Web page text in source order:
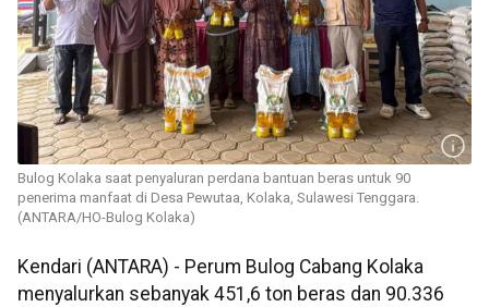
Bulog Kolaka saat penyaluran perdana bantuan beras untuk 90
penerima manfaat di Desa Pewutaa, Kolaka, Sulawesi Tenggara.
(ANTARA/HO-Bulog Kolaka)
Kendari (ANTARA) - Perum Bulog Cabang Kolaka
menyalurkan sebanyak 451,6 ton beras dan 90.336